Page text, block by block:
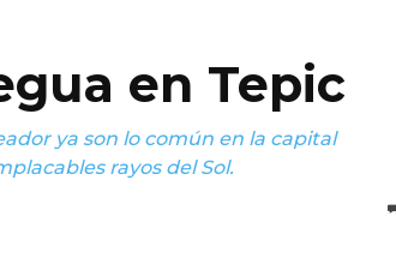
en Tepic
ya son lo común en la capital
rayos del Sol.